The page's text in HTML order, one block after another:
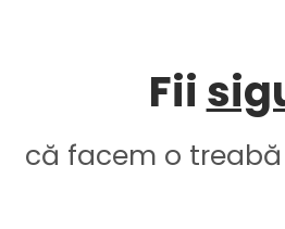
Fii
că facem o